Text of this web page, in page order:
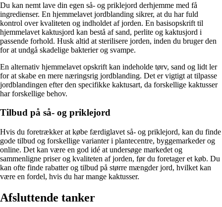
Du kan nemt lave din egen så- og priklejord derhjemme med få
ingredienser. En hjemmelavet jordblanding sikrer, at du har fuld
kontrol over kvaliteten og indholdet af jorden. En basisopskrift til
hjemmelavet kaktusjord kan bestå af sand, perlite og kaktusjord i
passende forhold. Husk altid at sterilisere jorden, inden du bruger den
for at undgå skadelige bakterier og svampe.
En alternativ hjemmelavet opskrift kan indeholde tørv, sand og lidt ler
for at skabe en mere næringsrig jordblanding. Det er vigtigt at tilpasse
jordblandingen efter den specifikke kaktusart, da forskellige kaktusser
har forskellige behov.
Tilbud på så- og priklejord
Hvis du foretrækker at købe færdiglavet så- og priklejord, kan du finde
gode tilbud og forskellige varianter i plantecentre, byggemarkeder og
online. Det kan være en god idé at undersøge markedet og
sammenligne priser og kvaliteten af jorden, før du foretager et køb. Du
kan ofte finde rabatter og tilbud på større mængder jord, hvilket kan
være en fordel, hvis du har mange kaktusser.
Afsluttende tanker